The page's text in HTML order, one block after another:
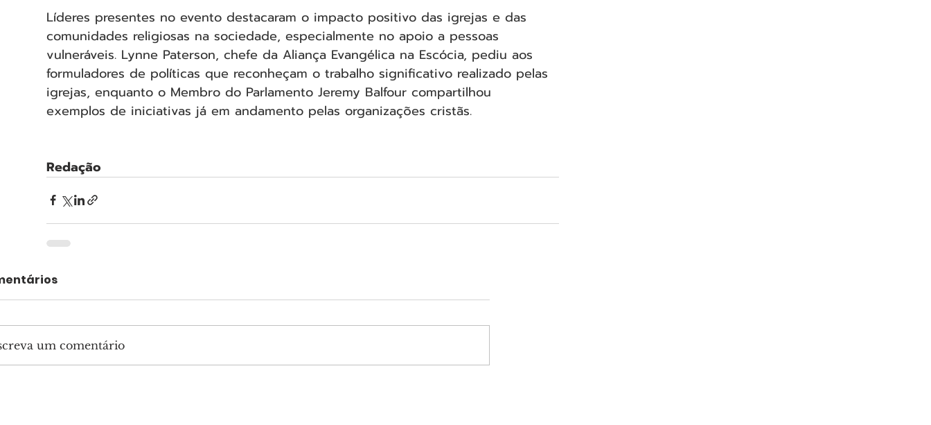
Líderes presentes no evento destacaram o impacto positivo das igrejas e das
comunidades religiosas na sociedade, especialmente no apoio a pessoas
vulneráveis. Lynne Paterson, chefe da Aliança Evangélica na Escócia, pediu aos
formuladores de políticas que reconheçam o trabalho significativo realizado pelas
igrejas, enquanto o Membro do Parlamento Jeremy Balfour compartilhou
exemplos de iniciativas já em andamento pelas organizações cristãs.
Redação
um comentário